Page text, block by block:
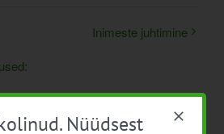
Inimeste juhtimine
Nüüdsest